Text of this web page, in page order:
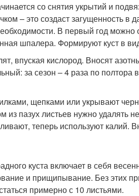
со снятия укрытий и
– это создаст загущенность в
В первый год можно
шпалера. Формируют куст в
впуская кислород. Вносят
за сезон – 4 раза по
щепками или укрывают
из пазух листьев нужно удалять
теперь используют калий.
куста включает в себя
и прищипывание. Без этих
примерно с 10 листьями.